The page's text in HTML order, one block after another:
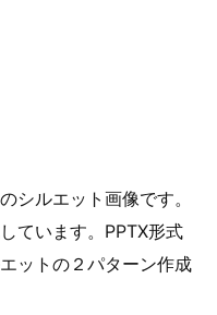
シルエット画像です。
ています。PPTX形式
ットの２パターン作成